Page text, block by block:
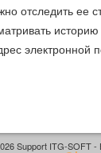
отследить ее
электронной
Support ITG-SOFT